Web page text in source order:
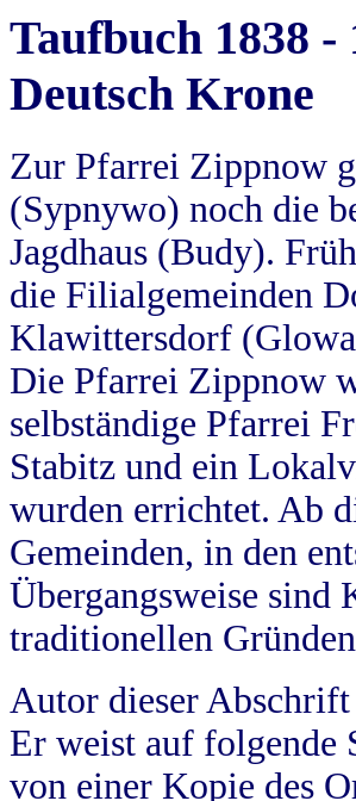
Taufbuch 1838
Deutsch Krone
Zur Pfarrei Zippnow
(Sypnywo) noch die
Jagdhaus (Budy).
die Filialgemeinden
Klawittersdorf
Die Pfarrei Zippnow
selbständige Pfarrei
Stabitz und ein
wurden errichtet. Ab
Gemeinden, in den
Übergangsweise sind
traditionellen
Autor dieser
Er weist auf folgende
von einer Kopie des